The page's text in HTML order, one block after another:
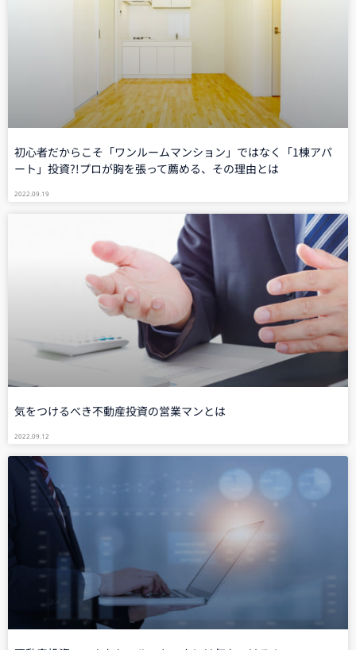
初心者だからこそ「ワンルームマンション」ではなく「1棟アパ
ート」投資?!プロが胸を張って薦める、その理由とは
2022.09.19
気をつけるべき不動産投資の営業マンとは
2022.09.12